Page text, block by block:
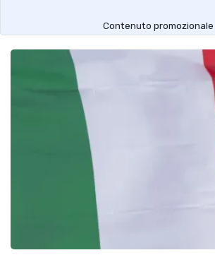
Contenuto promozionale